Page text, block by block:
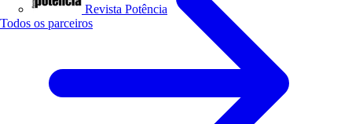
Revista Potência
Todos os parceiros